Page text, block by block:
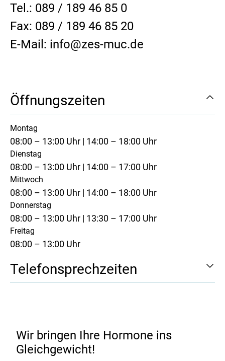
Tel.: 089 / 189 46 85 0
Fax: 089 / 189 46 85 20
E-Mail: info@zes-muc.de
Öffnungszeiten
Montag
08:00 – 13:00 Uhr | 14:00 – 18:00 Uhr
Dienstag
08:00 – 13:00 Uhr | 14:00 – 17:00 Uhr
Mittwoch
08:00 – 13:00 Uhr | 14:00 – 18:00 Uhr
Donnerstag
08:00 – 13:00 Uhr | 13:30 – 17:00 Uhr
Freitag
08:00 – 13:00 Uhr
Telefonsprechzeiten
Wir bringen Ihre Hormone ins
Gleichgewicht!